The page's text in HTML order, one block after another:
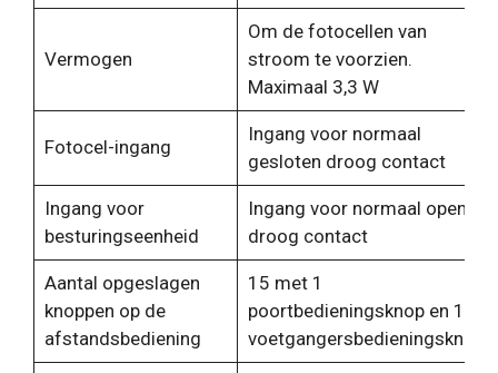
Vermogen
Om de fotocellen van
stroom te voorzien.
Maximaal 3,3 W
Fotocel-ingang
Ingang voor normaal
gesloten droog contact
Ingang voor
besturingseenheid
Ingang voor normaal open
droog contact
Aantal opgeslagen
knoppen op de
afstandsbediening
15 met 1
poortbedieningsknop en 1
voetgangersbedieningsknop